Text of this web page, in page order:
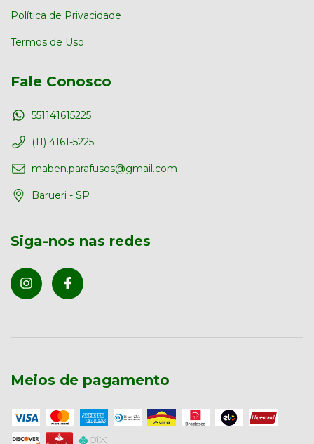
Política de Privacidade
Termos de Uso
Fale Conosco
551141615225
(11) 4161-5225
maben.parafusos@gmail.com
Barueri - SP
Siga-nos nas redes
Meios de pagamento